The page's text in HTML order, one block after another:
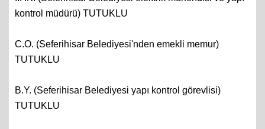
İ.F.K. (Seferihisar Belediyesi elektrik mühendisi ve yapı
C.O. (Seferihisar Belediyesi'nden emekli memur)
B.Y. (Seferihisar Belediyesi yapı kontrol görevlisi)